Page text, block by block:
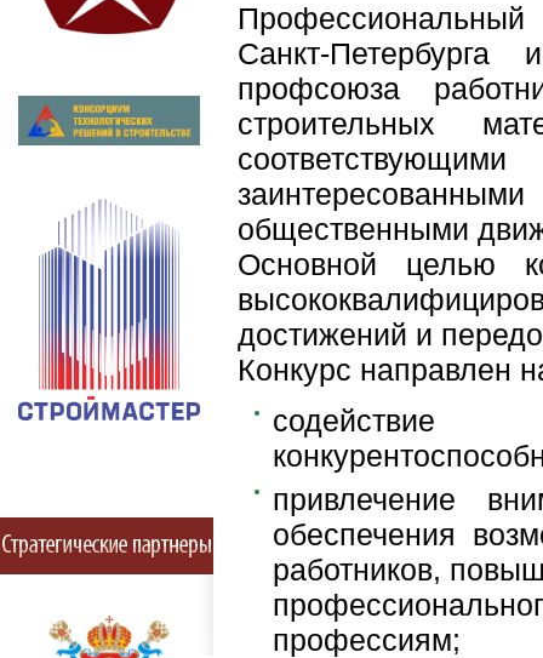
Профессиональный
Санкт-Петербурга
профсоюза
строительных
общественными
Основной целью
достижений и
Конкурс направлен
привлечение
обеспечения
работников,
профессиям;